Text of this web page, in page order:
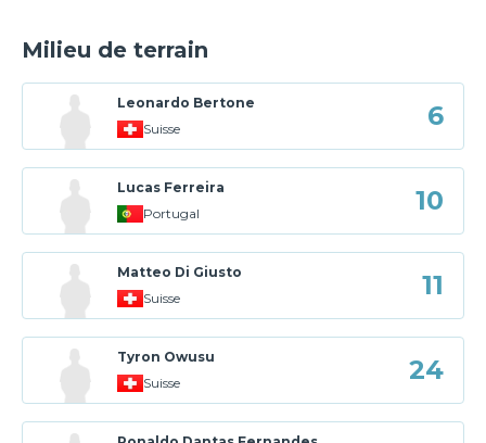
Milieu de terrain
Leonardo Bertone
Suisse
6
Lucas Ferreira
Portugal
10
Matteo Di Giusto
Suisse
11
Tyron Owusu
Suisse
24